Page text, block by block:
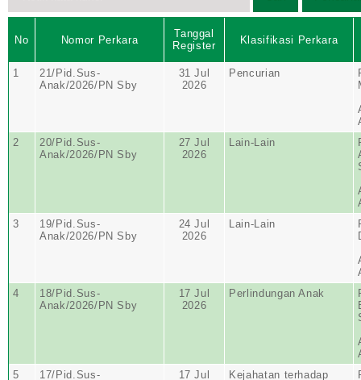
No Nomor Perkara
Tanggal
Register
Klasifikasi Perkara
1
21/Pid.Sus-
Anak/2026/PN Sby
31 Jul
2026
Pencurian
2
20/Pid.Sus-
Anak/2026/PN Sby
27 Jul
2026
Lain-Lain
3
19/Pid.Sus-
Anak/2026/PN Sby
24 Jul
2026
Lain-Lain
4
18/Pid.Sus-
Anak/2026/PN Sby
17 Jul
2026
Perlindungan Anak
5
17/Pid.Sus-
17 Jul
Kejahatan terhadap